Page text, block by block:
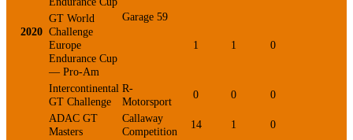
2020
Garage 59
GT World
Challenge
Europe
Endurance Cup
— Pro-Am
1 1 0
Intercontinental
GT Challenge
R-
Motorsport
0 0 0
ADAC GT
Masters
Callaway
Competition
14 1 0